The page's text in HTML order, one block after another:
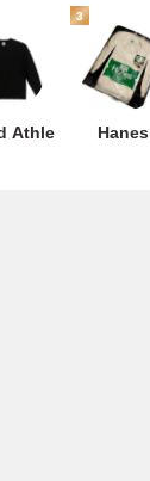
Athle
3
Hanes